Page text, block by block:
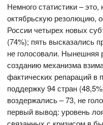
Немного статистики –
октябрьскую резолюцию,
России четырех новых
(74%); пять высказались
не голосовали. Нынешняя
созданию механизма
фактических репараций в
поддержку 94 стран
воздержались – 73, не
первый вывод: уровень